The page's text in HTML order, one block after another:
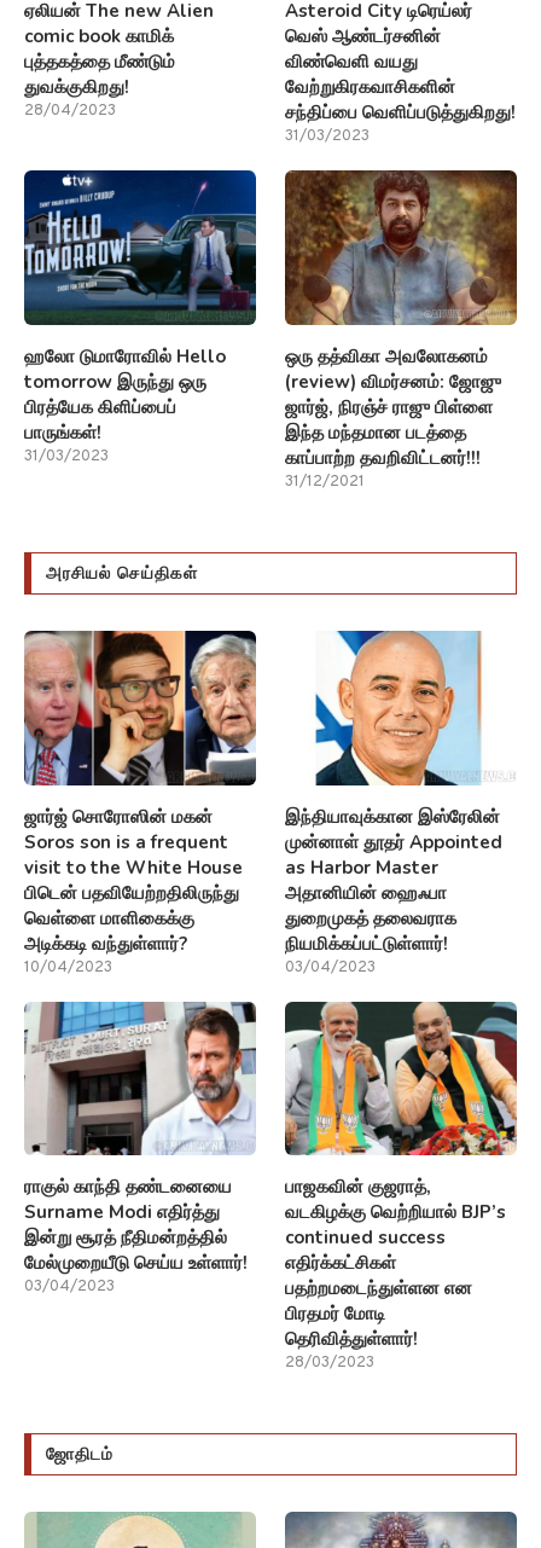
ஏலியன் The new Alien
comic book காமிக்
புத்தகத்தை மீண்டும்
துவக்குகிறது!
28/04/2023
Asteroid City டிரெய்லர்
வெஸ் ஆண்டர்சனின்
விண்வெளி வயது
வேற்றுகிரகவாசிகளின்
சந்திப்பை வெளிப்படுத்துகிறது!
31/03/2023
ஹலோ டுமாரோவில் Hello
tomorrow இருந்து ஒரு
பிரத்யேக கிளிப்பைப்
பாருங்கள்!
31/03/2023
ஒரு தத்விகா அவலோகனம்
(review) விமர்சனம்: ஜோஜு
ஜார்ஜ், நிரஞ்ச் ராஜு பிள்ளை
இந்த மந்தமான படத்தை
காப்பாற்ற தவறிவிட்டனர்!!!
31/12/2021
அரசியல் செய்திகள்
ஜார்ஜ் சொரோஸின் மகன்
Soros son is a frequent
visit to the White House
பிடென் பதவியேற்றதிலிருந்து
வெள்ளை மாளிகைக்கு
அடிக்கடி வந்துள்ளார்?
10/04/2023
இந்தியாவுக்கான இஸ்ரேலின்
முன்னாள் தூதர் Appointed
as Harbor Master
அதானியின் ஹைஃபா
துறைமுகத் தலைவராக
நியமிக்கப்பட்டுள்ளார்!
03/04/2023
ராகுல் காந்தி தண்டனையை
Surname Modi எதிர்த்து
இன்று சூரத் நீதிமன்றத்தில்
மேல்முறையீடு செய்ய உள்ளார்!
03/04/2023
பாஜகவின் குஜராத்,
வடகிழக்கு வெற்றியால் BJP’s
continued success
எதிர்க்கட்சிகள்
பதற்றமடைந்துள்ளன என
பிரதமர் மோடி
தெரிவித்துள்ளார்!
28/03/2023
ஜோதிடம்